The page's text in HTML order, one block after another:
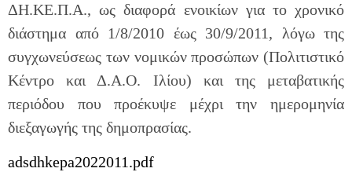
ΔΗ.ΚΕ.Π.Α., ως διαφορά ενοικίων για το χρονικό
διάστημα από 1/8/2010 έως 30/9/2011, λόγω της
συγχωνεύσεως των νομικών προσώπων (Πολιτιστικό
Κέντρο και Δ.Α.Ο. Ιλίου) και της μεταβατικής
περιόδου που προέκυψε μέχρι την ημερομηνία
διεξαγωγής της δημοπρασίας.
adsdhkepa2022011.pdf